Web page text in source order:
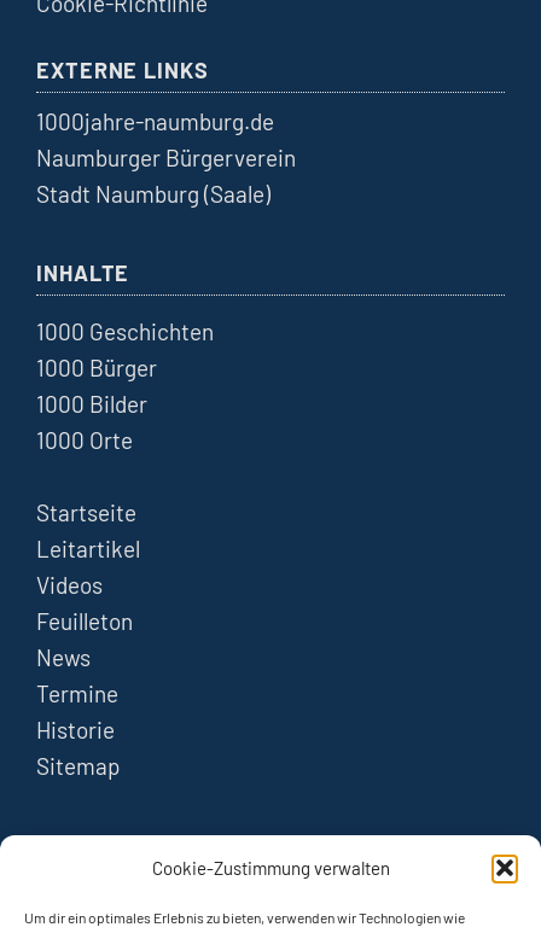
Cookie-Zustimmung verwalten
Um dir ein optimales Erlebnis zu bieten, verwenden wir Technologien wie
EXTERNE LINKS
1000jahre-naumburg.de
Naumburger Bürgerverein
Stadt Naumburg (Saale)
INHALTE
1000 Geschichten
1000 Bürger
1000 Bilder
1000 Orte
Startseite
Leitartikel
Videos
Feuilleton
News
Termine
Historie
Sitemap
Instagram